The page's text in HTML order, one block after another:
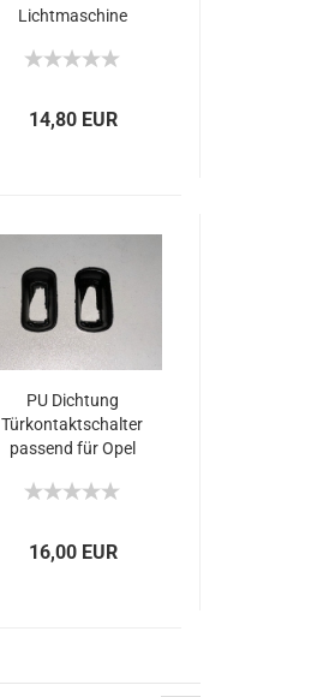
Lichtmaschine
Commodore B CIH
14,80 EUR
PU Dichtung
Türkontaktschalter
passend für Opel
16,00 EUR